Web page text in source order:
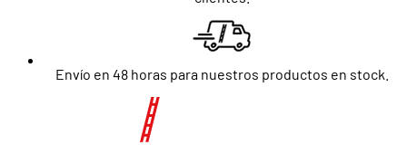
Envío en 48 horas para nuestros productos en stock.